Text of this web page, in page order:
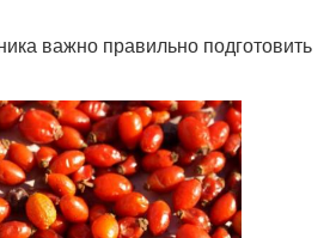
важно правильно подготовить